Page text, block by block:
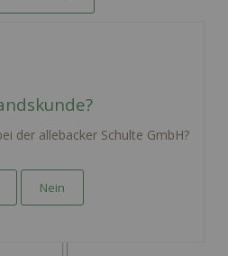
der allebacker Schulte GmbH?
Nein